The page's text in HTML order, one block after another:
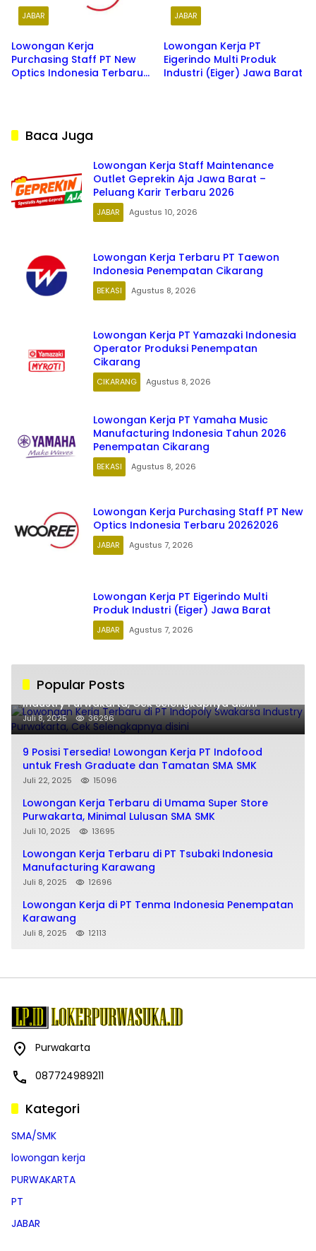
JABAR
Lowongan Kerja
Purchasing Staff PT New
Optics Indonesia Terbaru
JABAR
Lowongan Kerja PT
Eigerindo Multi Produk
Industri (Eiger) Jawa Barat
Baca Juga
Lowongan Kerja Staff Maintenance
Outlet Geprekin Aja Jawa Barat –
Peluang Karir Terbaru 2026
JABAR Agustus 10, 2026
Lowongan Kerja Terbaru PT Taewon
Indonesia Penempatan Cikarang
BEKASI Agustus 8, 2026
Lowongan Kerja PT Yamazaki Indonesia
Operator Produksi Penempatan
Cikarang
CIKARANG Agustus 8, 2026
Lowongan Kerja PT Yamaha Music
Manufacturing Indonesia Tahun 2026
Penempatan Cikarang
BEKASI Agustus 8, 2026
Lowongan Kerja Purchasing Staff PT New
Optics Indonesia Terbaru 20262026
JABAR Agustus 7, 2026
Lowongan Kerja PT Eigerindo Multi
Produk Industri (Eiger) Jawa Barat
JABAR Agustus 7, 2026
Popular Posts
Lowongan Kerja Terbaru di PT Indopoly Swakarsa
Industry Purwakarta, Cek Selengkapnya disini
Juli 8, 2025 36296
9 Posisi Tersedia! Lowongan Kerja PT Indofood
untuk Fresh Graduate dan Tamatan SMA SMK
Juli 22, 2025 15096
Lowongan Kerja Terbaru di Umama Super Store
Purwakarta, Minimal Lulusan SMA SMK
Juli 10, 2025 13695
Lowongan Kerja Terbaru di PT Tsubaki Indonesia
Manufacturing Karawang
Juli 8, 2025 12696
Lowongan Kerja di PT Tenma Indonesia Penempatan
Karawang
Juli 8, 2025 12113
Purwakarta
087724989211
Kategori
SMA/SMK
lowongan kerja
PURWAKARTA
PT
JABAR